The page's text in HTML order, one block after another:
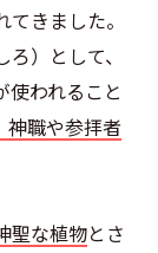
てきました。
）として、
使われること
神職や参拝者
聖な植物とさ